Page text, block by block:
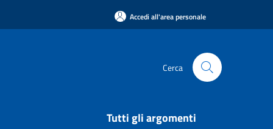
Accedi all'area personale
Cerca
Tutti gli argomenti